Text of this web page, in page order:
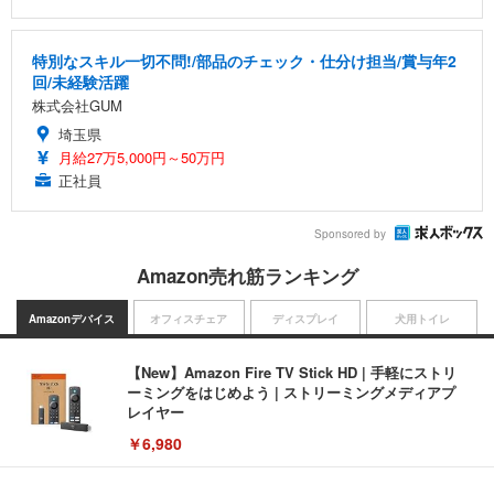
特別なスキル一切不問!/部品のチェック・仕分け担当/賞与年2
回/未経験活躍
株式会社GUM
埼玉県
月給27万5,000円～50万円
正社員
Sponsored by
Amazon売れ筋ランキング
Amazonデバイス
【New】Amazon Fire TV Stick HD | 手軽にストリ
ーミングをはじめよう | ストリーミングメディアプ
レイヤー
￥6,980
オフィスチェア ディスプレイ 犬用トイレ